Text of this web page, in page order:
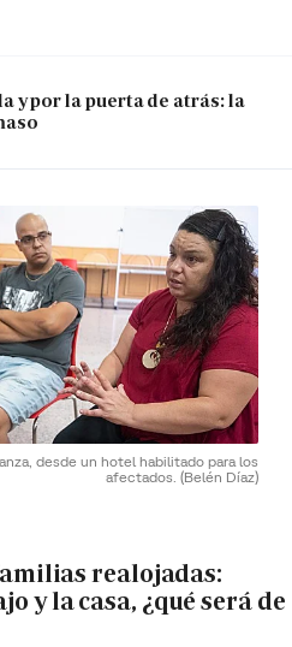
y por la puerta de atrás: la
desde un hotel habilitado para los
afectados. (Belén Díaz)
realojadas:
y la casa, ¿qué será de